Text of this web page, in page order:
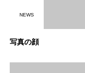
NEWS
写真の顔